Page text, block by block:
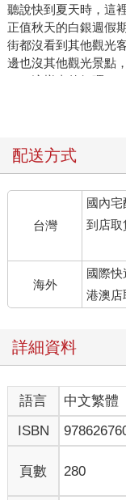
聽說快到夏天時，這
正值秋天的白銀週假
街都沒看到其他觀光
邊也沒其他觀光景點
——這樣真的好嗎？
腦中閃過一絲不安，
葉介和隔著雄高肩膀
些習慣動作從幼稚園
了，她看上去還是頗
葉介停下腳步，望向
的竹林和松樹等植栽
的屋瓦。
穿過帶有屋簷的氣派
路。掛著門簾的玄關
大。如果僅論外觀規
建築都比不上的分量
的格調，也可能只是
玄關的拉門往旁拉。
暢到超乎葉介原本的
卡。正當葉介對喀啦
一道沉穩的話聲：
站在玄關上深深鞠躬
雅和服，繫著銀杏色
配送方式
台灣
國內宅
到店取
海外
國際
港澳店
詳細資料
語言 中文繁體
ISBN
頁數 280